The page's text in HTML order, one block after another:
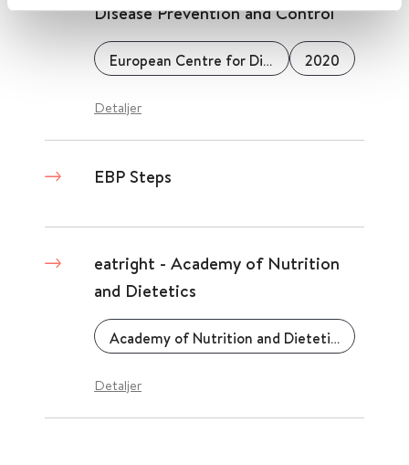
Disease Prevention and Control
European Centre for Disease Prevention and Control (ECDC) 2020
Detaljer
EBP Steps
eatright - Academy of Nutrition
and Dietetics
Academy of Nutrition and Dietetics
Detaljer